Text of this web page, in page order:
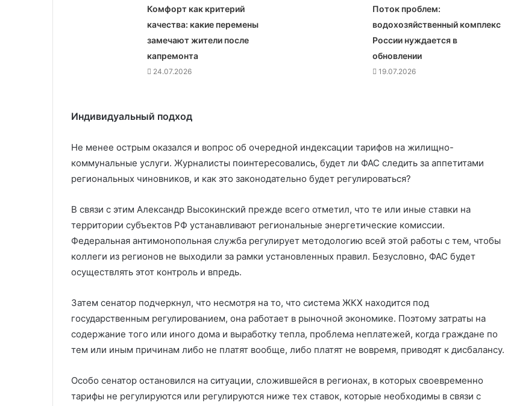
Комфорт как критерий
качества: какие перемены
замечают жители после
капремонта
24.07.2026
Поток проблем:
водохозяйственный комплекс
России нуждается в
обновлении
19.07.2026
Индивидуальный подход
Не менее острым оказался и вопрос об очередной индексации тарифов на жилищно-
коммунальные услуги. Журналисты поинтересовались, будет ли ФАС следить за аппетитами
региональных чиновников, и как это законодательно будет регулироваться?
В связи с этим Александр Высокинский прежде всего отметил, что те или иные ставки на
территории субъектов РФ устанавливают региональные энергетические комиссии.
Федеральная антимонопольная служба регулирует методологию всей этой работы с тем, чтобы
коллеги из регионов не выходили за рамки установленных правил. Безусловно, ФАС будет
осуществлять этот контроль и впредь.
Затем сенатор подчеркнул, что несмотря на то, что система ЖКХ находится под
государственным регулированием, она работает в рыночной экономике. Поэтому затраты на
содержание того или иного дома и выработку тепла, проблема неплатежей, когда граждане по
тем или иным причинам либо не платят вообще, либо платят не вовремя, приводят к дисбалансу.
Особо сенатор остановился на ситуации, сложившейся в регионах, в которых своевременно
тарифы не регулируются или регулируются ниже тех ставок, которые необходимы в связи с